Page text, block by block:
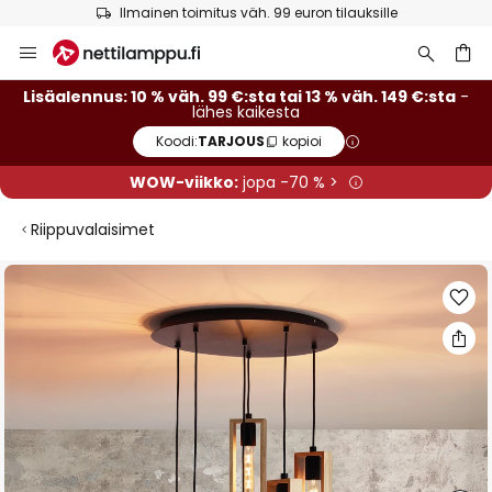
Ilmainen toimitus väh. 99 euron tilauksille
to
Content
Lisäalennus: 10 % väh. 99 €:sta tai 13 % väh. 149 €:sta -
lähes kaikesta
Koodi:TARJOUS kopioi
WOW-viikko:jopa -70 % >
Riippuvalaisimet
Skip
the
of
images
gallery